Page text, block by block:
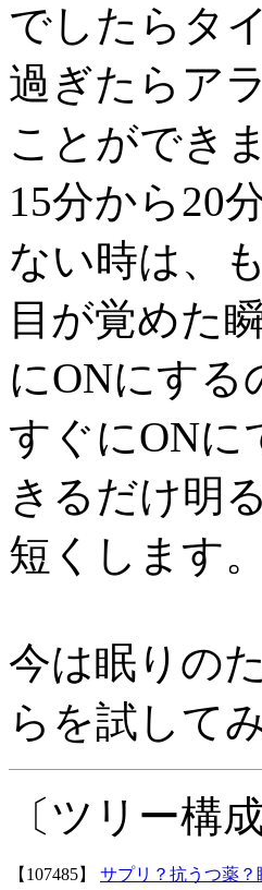
でしたらタ
過ぎたらア
ことができ
15分から20
ない時は、
目が覚めた
にONにす
すぐにONに
きるだけ明
短くします。
今は眠りの
らを試して
〔ツリー構成
【107485】 サプリ？抗うつ薬？